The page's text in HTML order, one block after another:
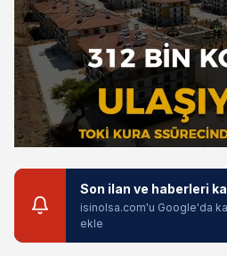
Son ilan ve haberleri
isinolsa.com'u Google'da
ekle